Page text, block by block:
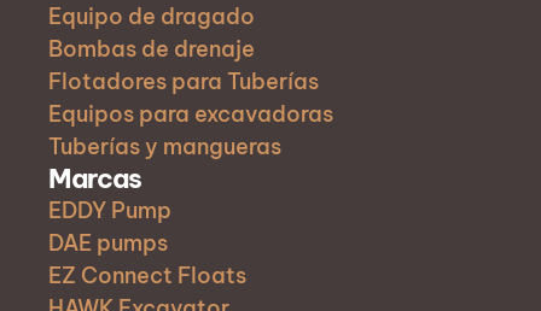
Equipo de dragado
Bombas de drenaje
Flotadores para Tuberías
Equipos para excavadoras
Tuberías y mangueras
Marcas
EDDY Pump
DAE pumps
EZ Connect Floats